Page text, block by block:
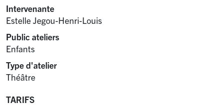
Intervenante
Estelle Jegou-Henri-Louis
Public ateliers
Enfants
Type d'atelier
Théâtre
TARIFS